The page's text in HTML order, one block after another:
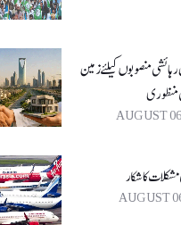
منصوبوں کیلئے زمین
AUGUST
مشکلات کا شکار
AUGUST